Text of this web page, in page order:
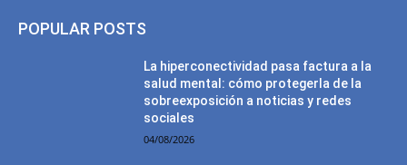
POPULAR POSTS
La hiperconectividad pasa factura a la
salud mental: cómo protegerla de la
sobreexposición a noticias y redes
sociales
04/08/2026